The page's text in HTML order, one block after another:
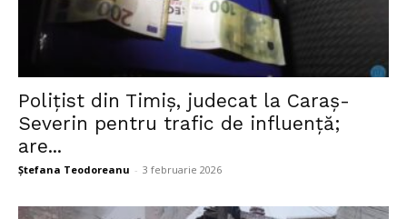
Polițist din Timiș, judecat la Caraș-
Severin pentru trafic de influență;
are...
Ștefana Teodoreanu - 3 februarie 2026